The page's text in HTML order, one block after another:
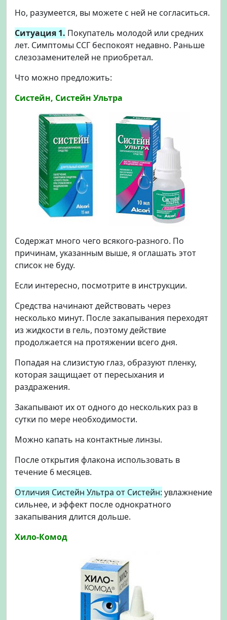
Но, разумеется, вы можете с ней не согласиться.
Ситуация 1. Покупатель молодой или средних
лет. Симптомы ССГ беспокоят недавно. Раньше
слезозаменителей не приобретал.
Что можно предложить:
Систейн, Систейн Ультра
Содержат много чего всякого-разного. По
причинам, указанным выше, я оглашать этот
список не буду.
Если интересно, посмотрите в инструкции.
Средства начинают действовать через
несколько минут. После закапывания переходят
из жидкости в гель, поэтому действие
продолжается на протяжении всего дня.
Попадая на слизистую глаз, образуют пленку,
которая защищает от пересыхания и
раздражения.
Закапывают их от одного до нескольких раз в
сутки по мере необходимости.
Можно капать на контактные линзы.
После открытия флакона использовать в
течение 6 месяцев.
Отличия Систейн Ультра от Систейн: увлажнение
сильнее, и эффект после однократного
закапывания длится дольше.
Хило-Комод